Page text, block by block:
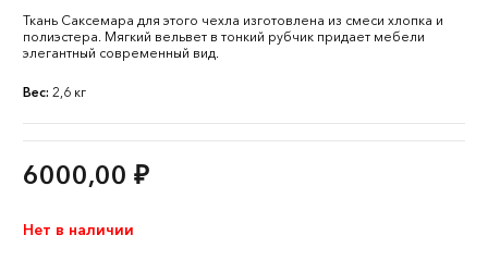
Ткань Саксемара для этого чехла изготовлена из смеси хлопка и
полиэстера. Мягкий вельвет в тонкий рубчик придает мебели
элегантный современный вид.
Вес: 2,6 кг
6000,00 ₽
Нет в наличии